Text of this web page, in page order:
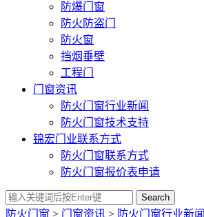
防爆门窗
防火防盗门
防火窗
挡烟垂壁
工程门
门窗资讯
防火门窗行业新闻
防火门窗技术支持
锦宏门业联系方式
防火门窗联系方式
防火门窗报价表申请
Search
防火门窗 > 门窗资讯 > 防火门窗行业新闻